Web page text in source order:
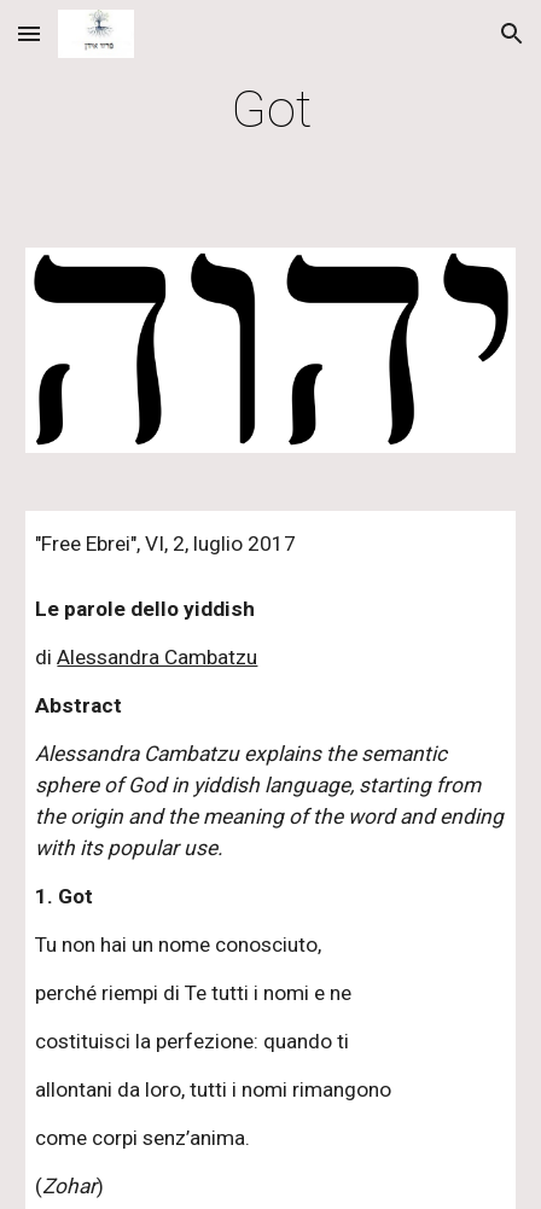
Skip to main content Skip to navigation
Got
"Free Ebrei", VI, 2, luglio 2017
Le parole dello yiddish
diAlessandra Cambatzu
Abstract
Alessandra Cambatzu explains the semantic
sphere of God in yiddish language, starting from
the origin and the meaning of the word and ending
with its popular use.
1. Got
Tu non hai un nome conosciuto,
perché riempi di Te tutti i nomi e ne
costituisci la perfezione: quando ti
allontani da loro, tutti i nomi rimangono
come corpi senz’anima.
(Zohar)